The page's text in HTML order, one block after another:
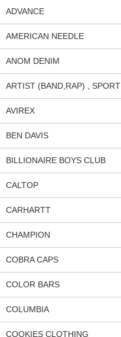
ADVANCE
AMERICAN NEEDLE
ANOM DENIM
ARTIST (BAND,RAP) , SPORT
AVIREX
BEN DAVIS
BILLIONAIRE BOYS CLUB
CALTOP
CARHARTT
CHAMPION
COBRA CAPS
COLOR BARS
COLUMBIA
COOKIES CLOTHING